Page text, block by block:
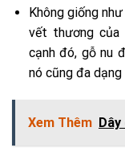
Không giống
vết thương của
cạnh đó, gỗ nu
nó cũng đa
Xem Thêm